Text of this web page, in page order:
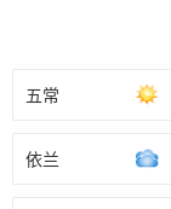
五常
依兰